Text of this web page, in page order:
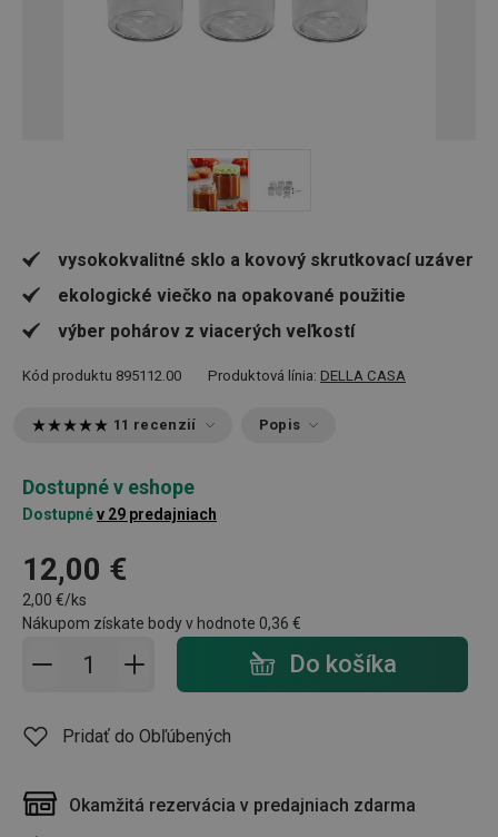
vysokokvalitné sklo a kovový skrutkovací uzáver
ekologické viečko na opakované použitie
výber pohárov z viacerých veľkostí
Kód produktu 895112.00 Produktová línia: DELLA CASA
11 recenzií Popis
Dostupné v eshope
Dostupnév 29 predajniach
12,00 €
2,00 €/ks
Nákupom získate body v hodnote 0,36 €
Pridať do košíka - počet Do košíka
Pridať do Obľúbených
Okamžitá rezervácia v predajniach zdarma